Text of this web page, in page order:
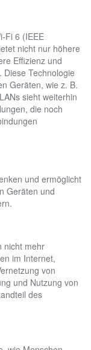
Fi 6 (IEEE
nicht nur höhere
Effizienz und
Technologie
Geräten, wie z. B.
sieht weiterhin
die noch
und ermöglicht
Geräten und
nicht mehr
im Internet,
von
und Nutzung von
des